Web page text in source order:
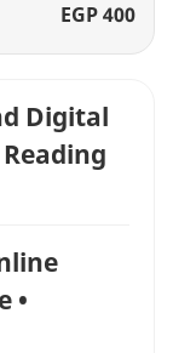
Digital
Reading
•
EGP 400